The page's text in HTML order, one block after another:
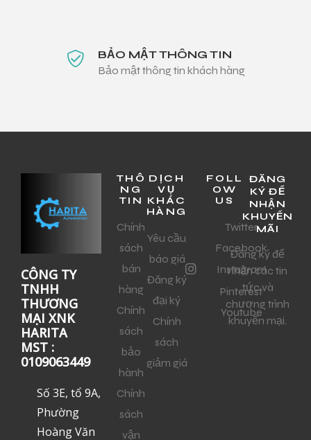
BẢO MẬT THÔNG TIN
Bảo mật thông tin khách hàng
CÔNG TY
TNHH
THƯƠNG
MẠI XNK
HARITA
MST :
0109063449
Số 3E, tổ 9A,
Phường
Hoàng Văn
THÔ
NG
TIN
Chính
sách
bán
hàng
Chính
sách
bảo
hành
Chính
sách
vận
DỊCH
VỤ
KHÁC
HÀNG
Yêu cầu
báo giá
Đăng ký
đại ký
Chính
sách
giảm giá
FOLL
OW
US
Twitter
Facebook
Instagram
Pinterest
Youtube
ĐĂNG
KÝ ĐỂ
NHẬN
KHUYẾN
MÃI
Đăng ký để
nhận các tin
tức và
chương trình
khuyến mại.